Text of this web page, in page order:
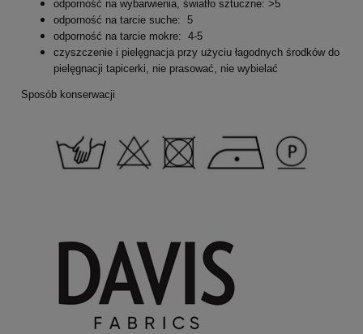
odporność na wybarwienia, światło sztuczne: >5
odporność na tarcie suche: 5
odporność na tarcie mokre: 4-5
czyszczenie i pielęgnacja przy użyciu łagodnych środków do
pielęgnacji tapicerki, nie prasować, nie wybielać
Sposób konserwacji